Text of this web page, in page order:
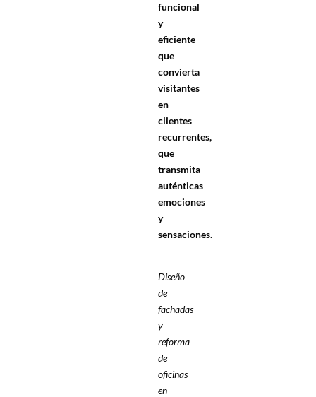
funcional
y
eficiente
que
convierta
visitantes
en
clientes
recurrentes,
que
transmita
auténticas
emociones
y
sensaciones.
Diseño
de
fachadas
y
reforma
de
oficinas
en